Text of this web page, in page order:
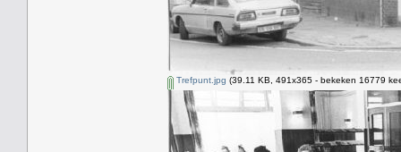
Trefpunt.jpg (39.11 KB, 491x365 - bekeken 16779